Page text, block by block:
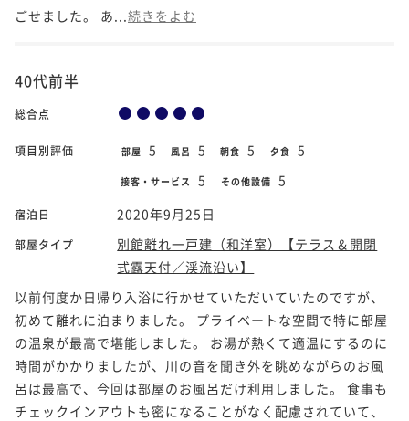
ごせました。 あ... 続きをよむ
40代前半
総合点
項目別評価 部屋 5 風呂 5 朝食 5 夕食 5
接客・サービス 5 その他設備 5
宿泊日 2020年9月25日
部屋タイプ
別館離れ一戸建（和洋室）【テラス＆開閉
式露天付／渓流沿い】
以前何度か日帰り入浴に行かせていただいていたのですが、
初めて離れに泊まりました。 プライベートな空間で特に部屋
の温泉が最高で堪能しました。 お湯が熱くて適温にするのに
時間がかかりましたが、川の音を聞き外を眺めながらのお風
呂は最高で、今回は部屋のお風呂だけ利用しました。 食事も
チェックインアウトも密になることがなく配慮されていて、